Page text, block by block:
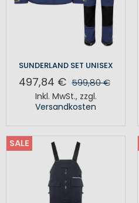
SUNDERLAND SET UNISEX
497,84 € 599,80 €
Inkl. MwSt., zzgl.
Versandkosten
SALE